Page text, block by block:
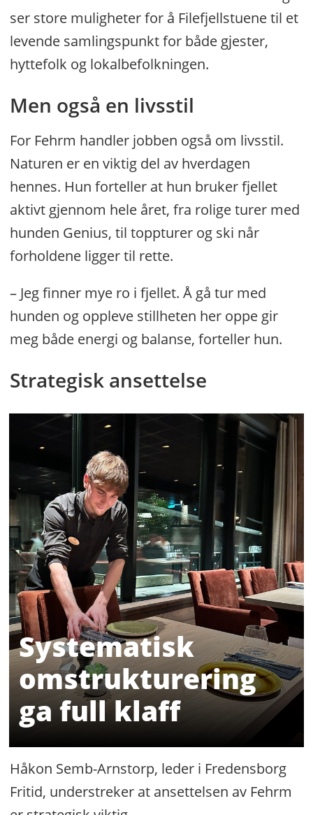
ser store muligheter for å Filefjellstuene til et
levende samlingspunkt for både gjester,
hyttefolk og lokalbefolkningen.
Men også en livsstil
For Fehrm handler jobben også om livsstil.
Naturen er en viktig del av hverdagen
hennes. Hun forteller at hun bruker fjellet
aktivt gjennom hele året, fra rolige turer med
hunden Genius, til toppturer og ski når
forholdene ligger til rette.
– Jeg finner mye ro i fjellet. Å gå tur med
hunden og oppleve stillheten her oppe gir
meg både energi og balanse, forteller hun.
Strategisk ansettelse
Systematisk
omstrukturering
ga full klaff
Håkon Semb-Arnstorp, leder i Fredensborg
Fritid, understreker at ansettelsen av Fehrm